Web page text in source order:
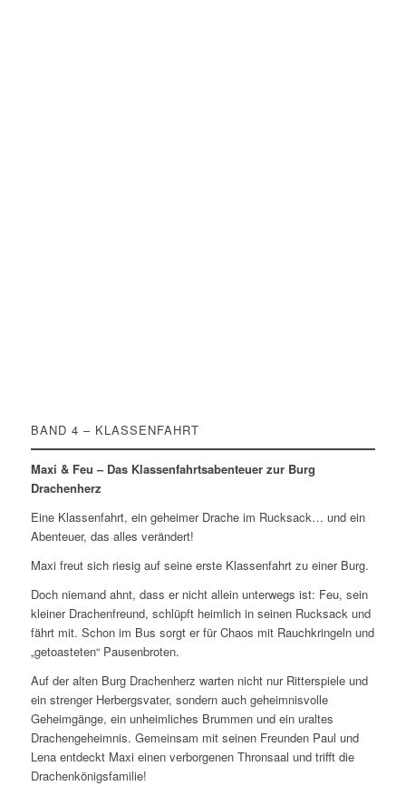
BAND 4 – KLASSENFAHRT
Maxi & Feu – Das Klassenfahrtsabenteuer zur Burg
Drachenherz
Eine Klassenfahrt, ein geheimer Drache im Rucksack… und ein
Abenteuer, das alles verändert!
Maxi freut sich riesig auf seine erste Klassenfahrt zu einer Burg.
Doch niemand ahnt, dass er nicht allein unterwegs ist: Feu, sein
kleiner Drachenfreund, schlüpft heimlich in seinen Rucksack und
fährt mit. Schon im Bus sorgt er für Chaos mit Rauchkringeln und
„getoasteten“ Pausenbroten.
Auf der alten Burg Drachenherz warten nicht nur Ritterspiele und
ein strenger Herbergsvater, sondern auch geheimnisvolle
Geheimgänge, ein unheimliches Brummen und ein uraltes
Drachengeheimnis. Gemeinsam mit seinen Freunden Paul und
Lena entdeckt Maxi einen verborgenen Thronsaal und trifft die
Drachenkönigsfamilie!